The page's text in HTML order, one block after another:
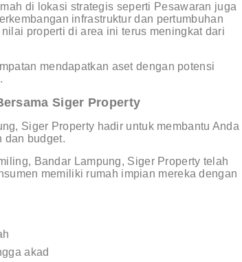
di lokasi strategis seperti Pesawaran juga
infrastruktur dan pertumbuhan
properti di area ini terus meningkat dari
mendapatkan aset dengan potensi
Siger Property
Siger Property hadir untuk membantu Anda
dan budget.
Bandar Lampung, Siger Property telah
memiliki rumah impian mereka dengan
akad